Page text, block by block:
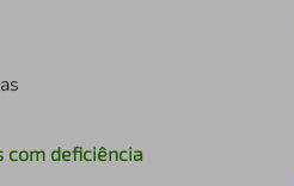
com deficiência